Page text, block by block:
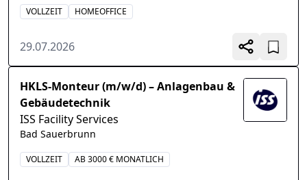
VOLLZEIT HOMEOFFICE
29.07.2026
HKLS-Monteur (m/w/d) – Anlagenbau &
Gebäudetechnik
ISS Facility Services
Bad Sauerbrunn
VOLLZEIT AB 3000 € MONATLICH